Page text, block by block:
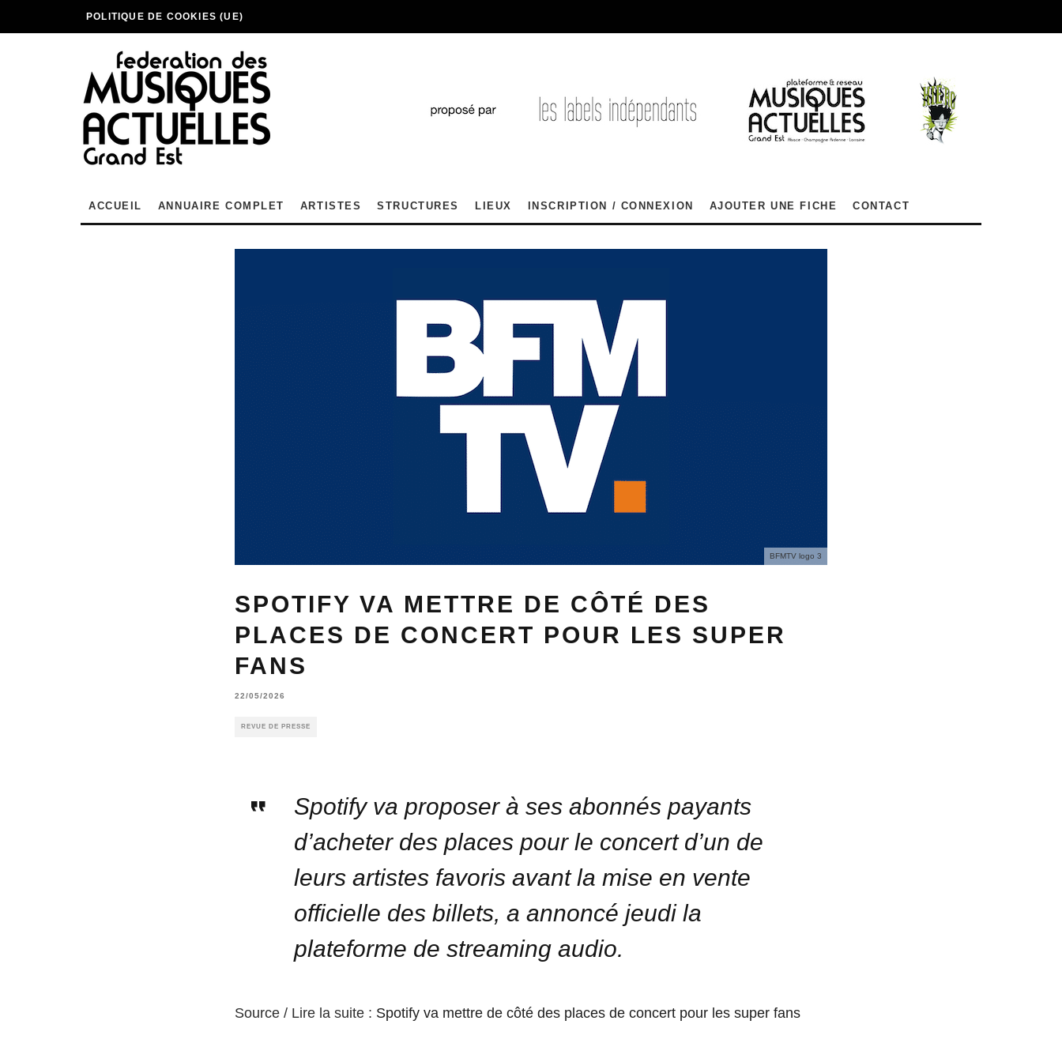
POLITIQUE DE COOKIES (UE)
ACCUEIL ANNUAIRE COMPLET ARTISTES STRUCTURES LIEUX INSCRIPTION / CONNEXION AJOUTER UNE FICHE CONTACT
BFMTV logo 3
SPOTIFY VA METTRE DE CÔTÉ DES
PLACES DE CONCERT POUR LES SUPER
FANS
22/05/2026
REVUE DE PRESSE
Spotify va proposer à ses abonnés payants
d’acheter des places pour le concert d’un de
leurs artistes favoris avant la mise en vente
officielle des billets, a annoncé jeudi la
plateforme de streaming audio.
Source / Lire la suite : Spotify va mettre de côté des places de concert pour les super fans